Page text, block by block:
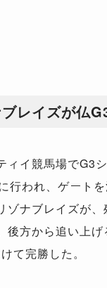
レイズが仏
イ競馬場でG3
行われ、ゲート
ゾナブレイズが
後方から追い上
て完勝した。